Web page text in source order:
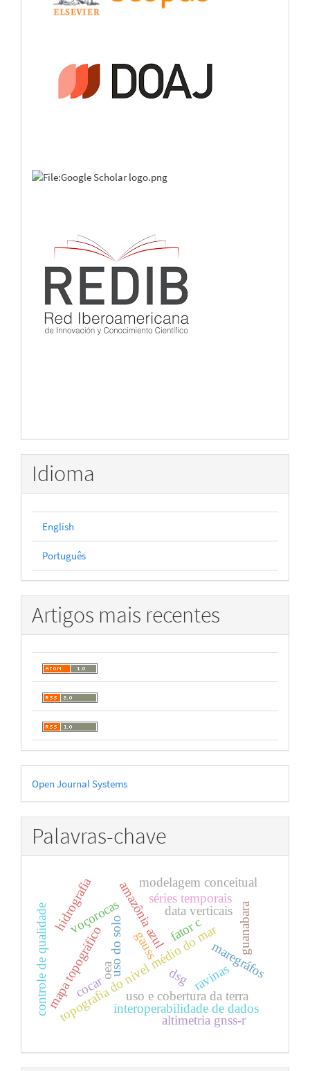
Idioma
English
Português
Artigos mais recentes
Desenvolvido
por
Open Journal Systems
Palavras-chave
data verticais
topografia do nível médio do mar
amazônia azul
voçorocas
ravinas
uso do solo
interoperabilidade de dados
mapa topográfico uso e cobertura da terra
modelagem conceitual
controle de qualidade
séries temporais
maregráfos
hidrografia
cocar dsg
fator c
gauss
oea
guanabara